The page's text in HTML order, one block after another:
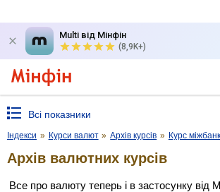
Multi від Мінфін
(8,9K+)
Всі показники
Індекси » Курси валют » Архів курсів » Курс
Архів валютних курсів
Все про валюту теперь і в застосунку від